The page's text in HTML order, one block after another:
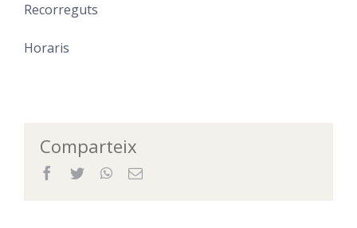
Recorreguts
Horaris
Comparteix
Facebook
TwitterWhatsApp
Email